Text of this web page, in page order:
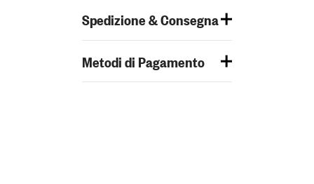
Spedizione & Consegna
Metodi di Pagamento